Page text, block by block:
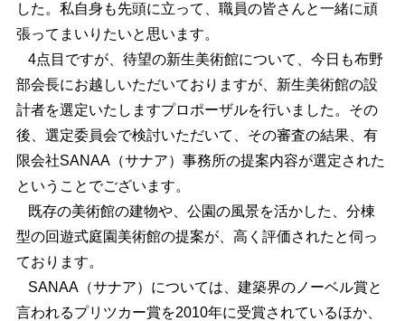
した。私自身も先頭に立って、職員の皆さんと一緒に頑
張ってまいりたいと思います。
4点目ですが、待望の新生美術館について、今日も布野
部会長にお越しいただいておりますが、新生美術館の設
計者を選定いたしますプロポーザルを行いました。その
後、選定委員会で検討いただいて、その審査の結果、有
限会社SANAA（サナア）事務所の提案内容が選定された
ということでございます。
既存の美術館の建物や、公園の風景を活かした、分棟
型の回遊式庭園美術館の提案が、高く評価されたと伺っ
ております。
SANAA（サナア）については、建築界のノーベル賞と
言われるプリツカー賞を2010年に受賞されているほか、